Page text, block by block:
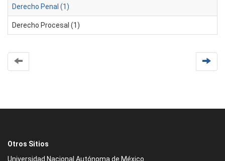
Derecho Penal (1)
Derecho Procesal (1)
Otros Sitios
Universidad Nacional Autónoma de México